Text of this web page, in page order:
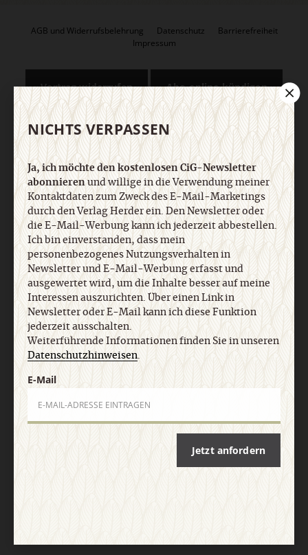
AGB und Widerrufsbelehrung Datenschutz
Barrierefreiheit
Impressum
Vertrag widerrufen Abo online kündigen
Nach oben
NICHTS VERPASSEN
Ja, ich möchte den kostenlosen CiG-Newsletter
abonnierenund willige in die Verwendung meiner
Kontaktdaten zum Zweck des E-Mail-Marketings
durch den Verlag Herder ein. Den Newsletter oder
die E-Mail-Werbung kann ich jederzeit abbestellen.
Ich bin einverstanden, dass mein
personenbezogenes Nutzungsverhalten in
Newsletter und E-Mail-Werbung erfasst und
ausgewertet wird, um die Inhalte besser auf meine
Interessen auszurichten. Über einen Link in
Newsletter oder E-Mail kann ich diese Funktion
jederzeit ausschalten.
Weiterführende Informationen finden Sie in unseren
Datenschutzhinweisen.
E-Mail
Jetzt anfordern